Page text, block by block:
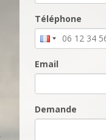
Téléphone
Email
Demande